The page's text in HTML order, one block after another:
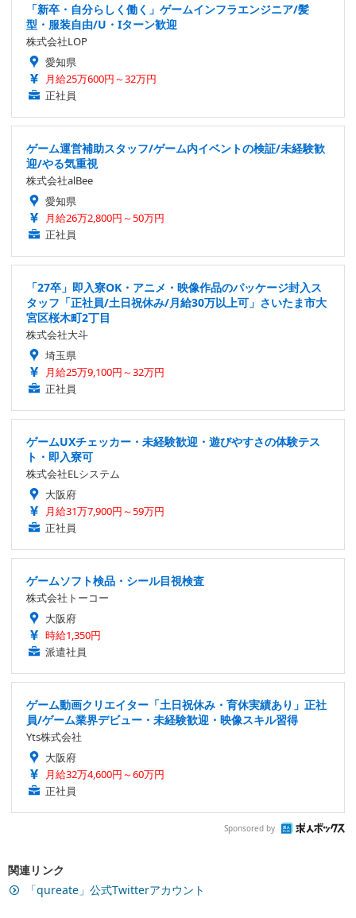
「新卒・自分らしく働く」ゲームインフラエンジニア/髪
型・服装自由/U・Iターン歓迎
株式会社LOP
愛知県
月給25万600円～32万円
正社員
ゲーム運営補助スタッフ/ゲーム内イベントの検証/未経験歓
迎/やる気重視
株式会社alBee
愛知県
月給26万2,800円～50万円
正社員
「27卒」即入寮OK・アニメ・映像作品のパッケージ封入ス
タッフ「正社員/土日祝休み/月給30万以上可」さいたま市大
宮区桜木町2丁目
株式会社大斗
埼玉県
月給25万9,100円～32万円
正社員
ゲームUXチェッカー・未経験歓迎・遊びやすさの体験テス
ト・即入寮可
株式会社ELシステム
大阪府
月給31万7,900円～59万円
正社員
ゲームソフト検品・シール目視検査
株式会社トーコー
大阪府
時給1,350円
派遣社員
ゲーム動画クリエイター「土日祝休み・育休実績あり」正社
員/ゲーム業界デビュー・未経験歓迎・映像スキル習得
Yts株式会社
大阪府
月給32万4,600円～60万円
正社員
Sponsored by
関連リンク
「qureate」公式Twitterアカウント